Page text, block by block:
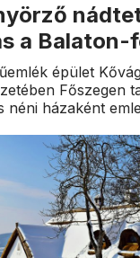
a Balaton-
épület
Főszegen
néni házaként